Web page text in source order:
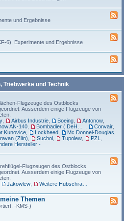
und Ergebnisse
6), Experimente und Ergebnisse
Triebwerke und Technik
Flugzeuge des Ostblocks
Ausserdem einige Flugzeuge von
Airbus Industrie Boeing Antonow
AN-140 Convair
Kunovice Lockheed Mc Donnel-Douglas
(Zlín) Suchoi Tupolew PZL
Hersteller -
Flugzeugen des Ostblocks
Ausserdem einige Flugzeuge von
Jakowlew
Themen
-KMS-)